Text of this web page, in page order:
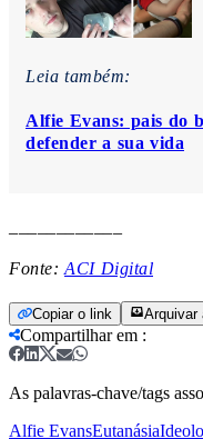
Leia também:
Alfie Evans: pais do
defender a sua vida
Fonte: ACI Digital
Copiar o link Arquivar
Compartilhar em :
As palavras-chave/tags
Alfie EvansEutanásia